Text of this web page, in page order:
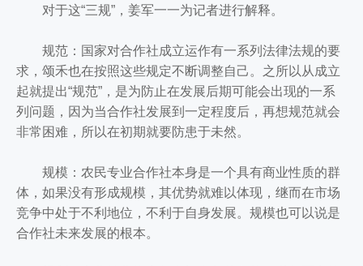
对于这“三规”，姜军一一为记者进行解释。
规范：国家对合作社成立运作有一系列法律法规的要
求，颂禾也在按照这些规定不断调整自己。之所以从成立
起就提出“规范”，是为防止在发展后期可能会出现的一系
列问题，因为当合作社发展到一定程度后，再想规范就会
非常困难，所以在初期就要防患于未然。
规模：农民专业合作社本身是一个具有商业性质的群
体，如果没有形成规模，其优势就难以体现，继而在市场
竞争中处于不利地位，不利于自身发展。规模也可以说是
合作社未来发展的根本。